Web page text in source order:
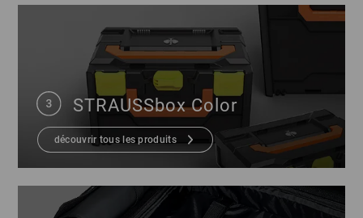
STRAUSSbox Color
découvrir tous les produits